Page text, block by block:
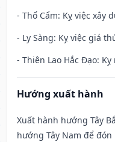
- Thổ Cẩm: Kỵ việc xây
- Ly Sàng: Kỵ việc giá
- Thiên Lao Hắc Đạo:
Hướng xuất hành
Xuất hành hướng Tây
hướng Tây Nam để đón